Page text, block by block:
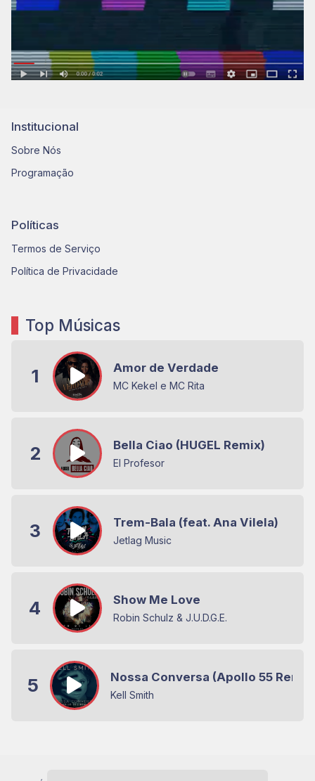
Institucional
Sobre Nós
Programação
Políticas
Termos de Serviço
Política de Privacidade
Top Músicas
1 Amor de Verdade
MC Kekel e MC Rita
2 Bella Ciao (HUGEL Remix)
El Profesor
3 Trem-Bala (feat. Ana Vilela)
Jetlag Music
4 Show Me Love
Robin Schulz & J.U.D.G.E.
5 Nossa Conversa (Apollo 55
Kell Smith